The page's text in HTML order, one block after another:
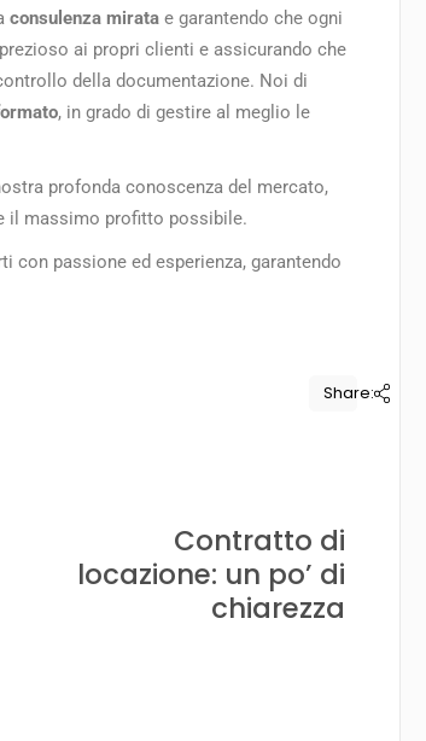
consulenza mirata e garantendo che ogni
ai propri clienti e assicurando che
della documentazione. Noi di
, in grado di gestire al meglio le
profonda conoscenza del mercato,
il massimo profitto possibile.
con passione ed esperienza, garantendo
Share:
Contratto di
locazione: un po’ di
chiarezza